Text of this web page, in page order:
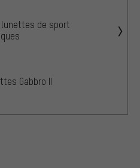
lunettes de sport
Gabbro II